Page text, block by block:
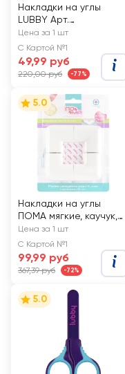
Накладки на углы
LUBBY Арт.
13580/13581
Цена за 1 шт
С Картой №1
49,99 руб
220,00 руб -77%
5.0
Накладки на углы
ПОМА мягкие, каучук,
Арт. 1620, 4шт
Цена за 1 шт
С Картой №1
99,99 руб
367,39 руб -72%
5.0